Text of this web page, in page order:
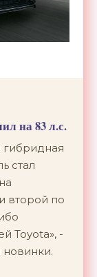
на 83 л.с.
стал
второй по
Toyota», -
новинки.